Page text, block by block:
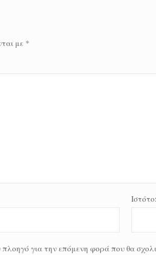
με *
για την επόμενη φορά που θα